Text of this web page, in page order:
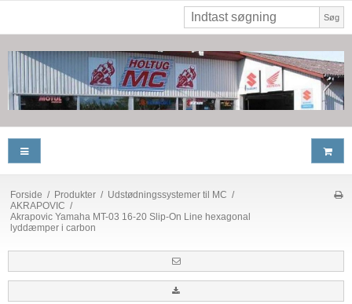
Søg
Forside / Produkter / Udstødningssystemer til MC /
AKRAPOVIC /
Akrapovic Yamaha MT-03 16-20 Slip-On Line hexagonal
lyddæmper i carbon